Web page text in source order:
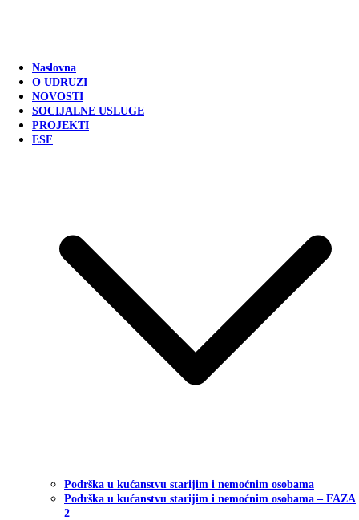
Naslovna
O UDRUZI
NOVOSTI
SOCIJALNE USLUGE
PROJEKTI
ESF
Podrška u kućanstvu starijim i nemoćnim osobama
Podrška u kućanstvu starijim i nemoćnim osobama – FAZA
2